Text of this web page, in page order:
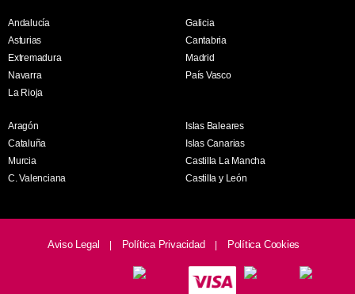
Andalucía
Asturias
Extremadura
Navarra
La Rioja
Galicia
Cantabria
Madrid
País Vasco
Aragón
Cataluña
Murcia
C. Valenciana
Islas Baleares
Islas Canarias
Castilla La Mancha
Castilla y León
Aviso Legal Política Privacidad Política Cookies